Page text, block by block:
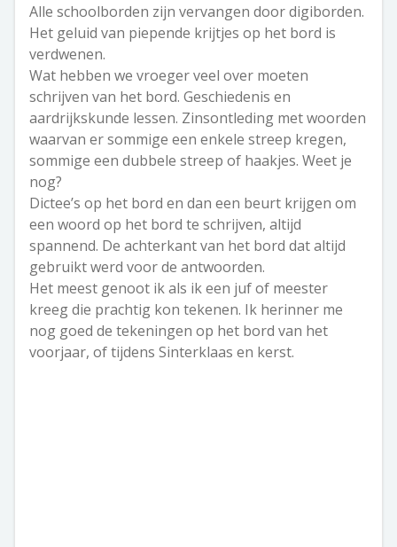
Alle schoolborden zijn vervangen door digiborden.
Het geluid van piepende krijtjes op het bord is
verdwenen.
Wat hebben we vroeger veel over moeten
schrijven van het bord. Geschiedenis en
aardrijkskunde lessen. Zinsontleding met woorden
waarvan er sommige een enkele streep kregen,
sommige een dubbele streep of haakjes. Weet je
nog?
Dictee’s op het bord en dan een beurt krijgen om
een woord op het bord te schrijven, altijd
spannend. De achterkant van het bord dat altijd
gebruikt werd voor de antwoorden.
Het meest genoot ik als ik een juf of meester
kreeg die prachtig kon tekenen. Ik herinner me
nog goed de tekeningen op het bord van het
voorjaar, of tijdens Sinterklaas en kerst.